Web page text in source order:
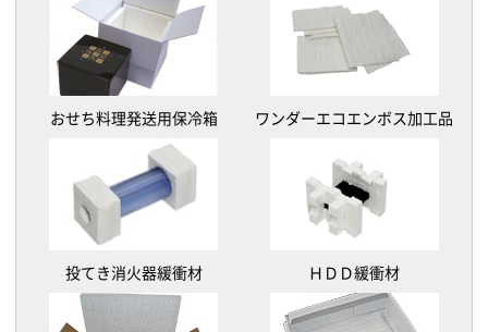
おせち料理発送用保冷箱 ワンダーエコエンボス加工品
投てき消火器緩衝材 ＨＤＤ緩衝材